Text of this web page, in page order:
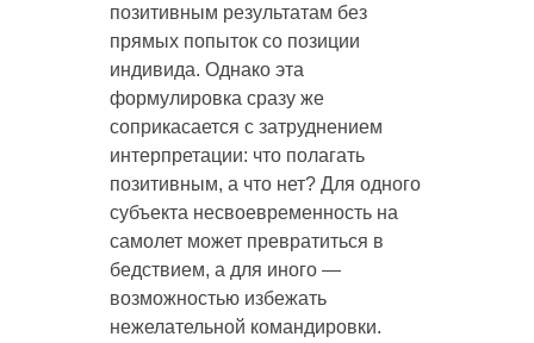
позитивным результатам без
прямых попыток со позиции
индивида. Однако эта
формулировка сразу же
соприкасается с затруднением
интерпретации: что полагать
позитивным, а что нет? Для одного
субъекта несвоевременность на
самолет может превратиться в
бедствием, а для иного —
возможностью избежать
нежелательной командировки.